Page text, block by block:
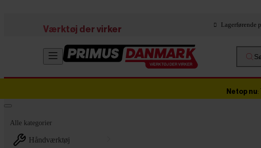
Værktøj der virker
Lagerførende
Netop nu:
Alle kategorier
håndværktøj